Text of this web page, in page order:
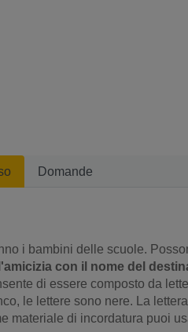
Domande
i bambini delle scuole.
con il nome del
di essere composto da
le lettere sono nere. La
materiale di incordatura puoi